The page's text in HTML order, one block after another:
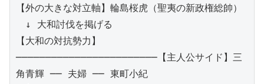
【外の大きな対立軸】輪島桜虎（聖夷の新政権総帥）
↓ 大和討伐を掲げる
【大和の対抗勢力】
────────────────────────【主人公サイド】三
角青輝 ── 夫婦 ── 東町小紀